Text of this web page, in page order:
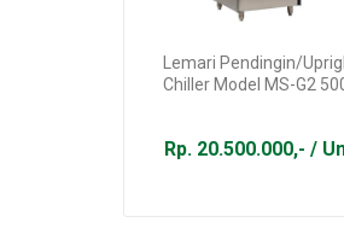
Lemari Pendingin/
Chiller Model MS-G2
Rp. 20.500.000,- /